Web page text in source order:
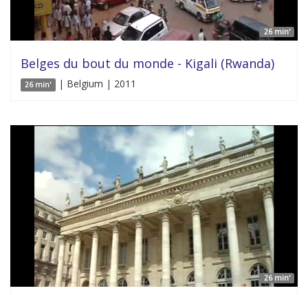
26 min'
Belges du bout du monde - Kigali (Rwanda)
26 min' | Belgium | 2011
26 min'